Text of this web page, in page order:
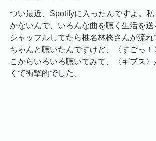
つい最近、Spotifyに入ったんですよ。
かないんで、いろんな曲を聴く生活を送
シャッフルしてたら椎名林檎さんが流れ
ちゃんと聴いたんですけど、〈すごっ！
こからいろいろ聴いてみて、〈ギブス〉
くて衝撃的でした。